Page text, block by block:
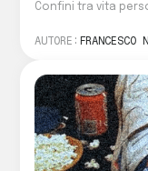
Confini tra vita
AUTORE: FRANCESCO